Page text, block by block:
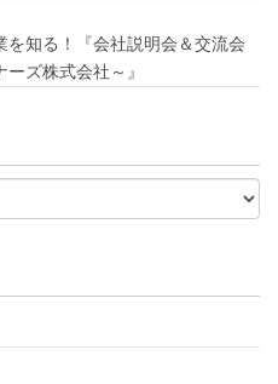
を知る！『会社説明会＆交流会
ズ株式会社～』